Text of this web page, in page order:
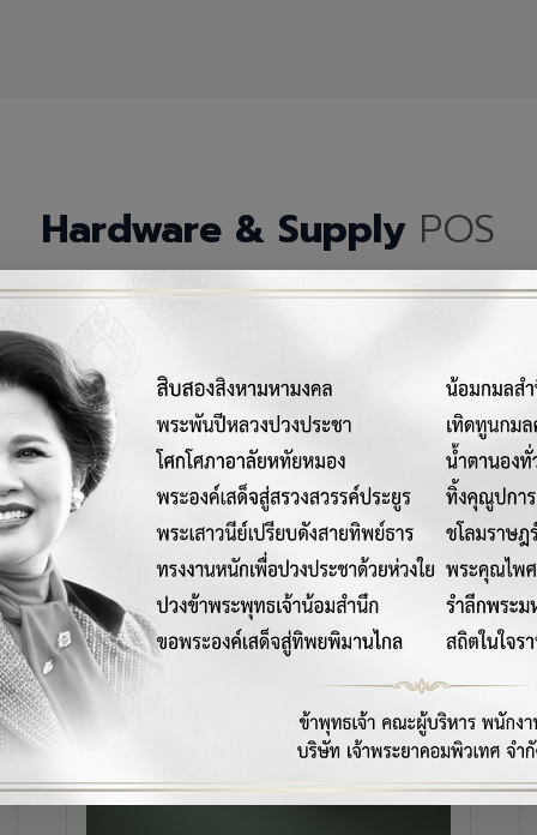
Hardware & Supply POS
ณ์เครื่องมือฮาร์ดแวร์และวัสดุสิ้นเปลืองคุณภาพสูงสำหรับระบบ